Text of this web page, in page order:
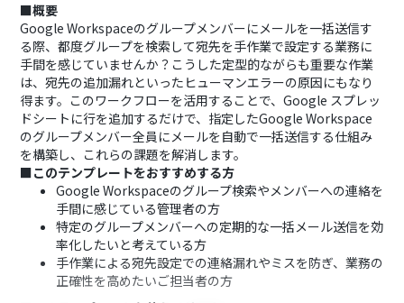
■概要
Google Workspaceのグループメンバーにメールを一括送信す
る際、都度グループを検索して宛先を手作業で設定する業務に
手間を感じていませんか？こうした定型的ながらも重要な作業
は、宛先の追加漏れといったヒューマンエラーの原因にもなり
得ます。このワークフローを活用することで、Google スプレッ
ドシートに行を追加するだけで、指定したGoogle Workspace
のグループメンバー全員にメールを自動で一括送信する仕組み
を構築し、これらの課題を解消します。
■このテンプレートをおすすめする方
Google Workspaceのグループ検索やメンバーへの連絡を
手間に感じている管理者の方
特定のグループメンバーへの定期的な一括メール送信を効
率化したいと考えている方
手作業による宛先設定での連絡漏れやミスを防ぎ、業務の
正確性を高めたいご担当者の方